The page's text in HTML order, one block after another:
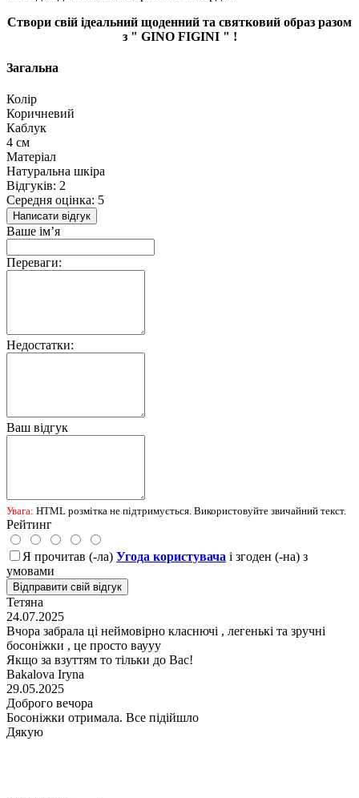
Створи свій ідеальний щоденний та святковий образ разом
з " GINO FIGINI " !
Загальна
Колір
Коричневий
Каблук
4 см
Матеріал
Натуральна шкіра
Відгуків: 2
Середня оцінка: 5
Написати відгук
Ваше ім’я
Переваги:
Недостатки:
Ваш відгук
Увага: HTML розмітка не підтримується. Використовуйте звичайний текст.
Рейтинг
Я прочитав (-ла) Угода користувача і згоден (-на) з
умовами
Відправити свій відгук
Тетяна
24.07.2025
Вчора забрала ці неймовірно класнючі , легенькі та зручні
босоніжки , це просто ваууу
Якщо за взуттям то тільки до Вас!
Bakalova Iryna
29.05.2025
Доброго вечора
Босоніжки отримала. Все підійшло
Дякую